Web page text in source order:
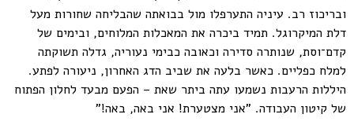
ובריכוז רב. עיניה התערפלו מול בבואתה שהבליחה שחורות מעל
דלת המיקרוגל. תמיד ביכרה את המאכלות המלוחים, ובימים של
קדם־וסת, שנותרה סדירה וכאובה כבימי נעוריה, גדלה תשוקתה
למלח כפליים. כאשר בלעה את שביב הדג האחרון, ניעורה לפתע.
היללות הרעבות נשמעו עתה ביתר שאת – הפעם מבעד לחלון הפתוח
של קיטון העבודה. "אני מצטערת! אני באה, באה!"